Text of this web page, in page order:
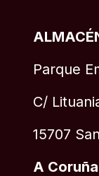
Parque
C/
15707
A